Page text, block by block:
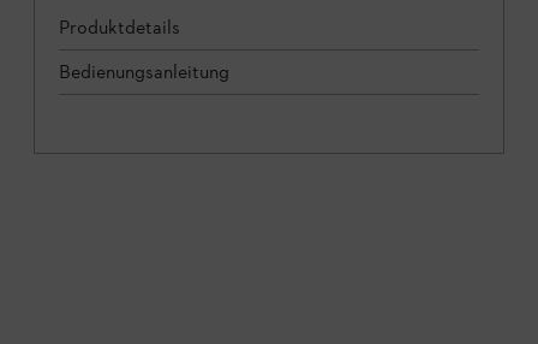
Produktdetails
Bedienungsanleitung